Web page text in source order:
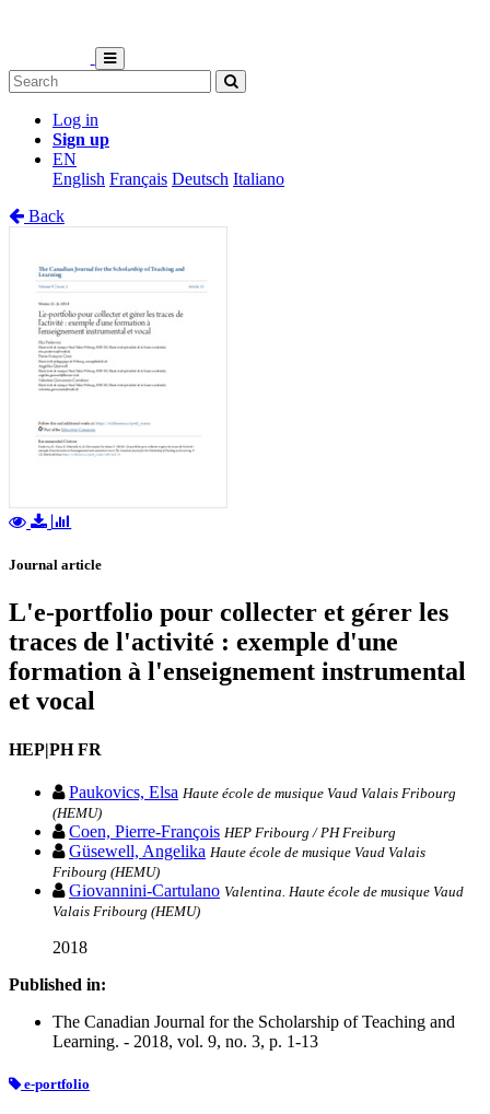
Log in
Sign up
EN
English Français Deutsch Italiano
Back
Journal article
L'e-portfolio pour collecter et gérer les
traces de l'activité : exemple d'une
formation à l'enseignement instrumental
et vocal
HEP|PH FR
Paukovics, Elsa Haute école de musique Vaud Valais Fribourg
(HEMU)
Coen, Pierre-François HEP Fribourg / PH Freiburg
Güsewell, Angelika Haute école de musique Vaud Valais
Fribourg (HEMU)
Giovannini-Cartulano Valentina. Haute école de musique Vaud
Valais Fribourg (HEMU)
2018
Published in:
The Canadian Journal for the Scholarship of Teaching and
Learning. - 2018, vol. 9, no. 3, p. 1-13
e-portfolio